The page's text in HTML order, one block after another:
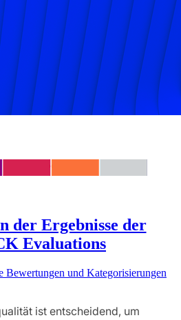
der Ergebnisse der
Evaluations
Bewertungen und Kategorisierungen
ist entscheidend, um